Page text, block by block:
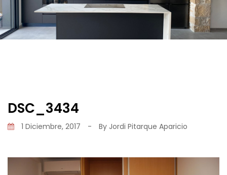
DSC_3434
1 Diciembre, 2017 - By Jordi Pitarque Aparicio